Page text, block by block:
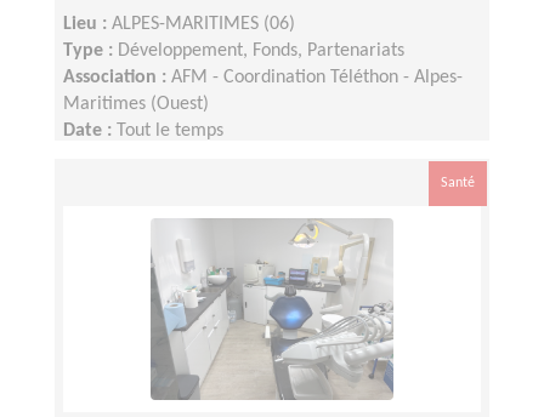
Lieu : ALPES-MARITIMES (06)
Type : Développement, Fonds, Partenariats
Association : AFM - Coordination Téléthon - Alpes-
Maritimes (Ouest)
Date :
Tout le temps
Le temps consacré à
votre mission s’adapte à votre disponibilité, mais la
sollicitation est plus importante de Septembre à
Santé